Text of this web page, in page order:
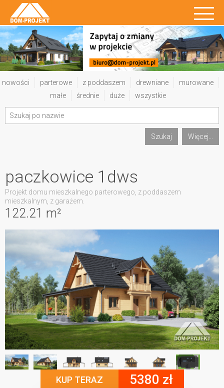
nowości parterowe z poddaszem drewniane
murowane
małe
średnie duże wszystkie
Szukaj Więcej...
122.21 m²
paczkowice 1dws
Projekt domu mieszkalnego parterowego, z poddaszem
mieszkalnym, z garażem.
KUP TERAZ 5380 zł